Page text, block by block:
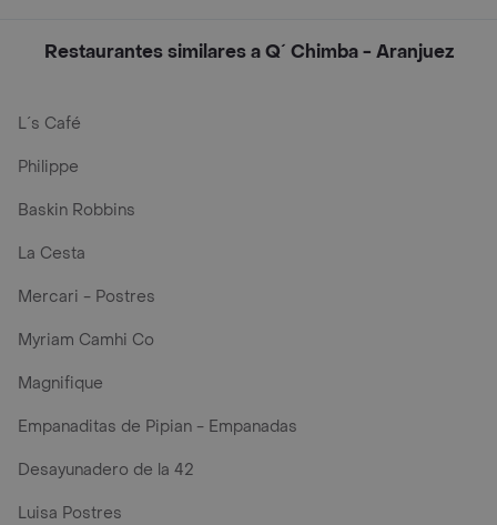
Restaurantes similares a Q´ Chimba - Aranjuez
L´s Café
Philippe
Baskin Robbins
La Cesta
Mercari - Postres
Myriam Camhi Co
Magnifique
Empanaditas de Pipian - Empanadas
Desayunadero de la 42
Luisa Postres